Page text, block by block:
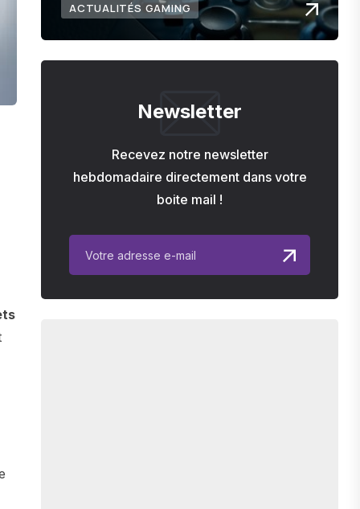
ACTUALITÉS GAMING
Newsletter
Recevez notre newsletter
hebdomadaire directement dans votre
boite mail !